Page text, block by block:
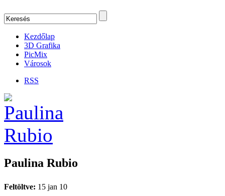
Kezdőlap
3D Grafika
PicMix
Városok
RSS
Paulina Rubio
Feltöltve: 15 jan 10